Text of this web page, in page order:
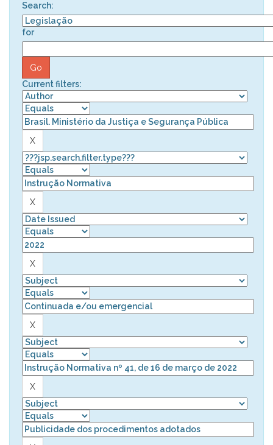
Search:
for
Current filters: